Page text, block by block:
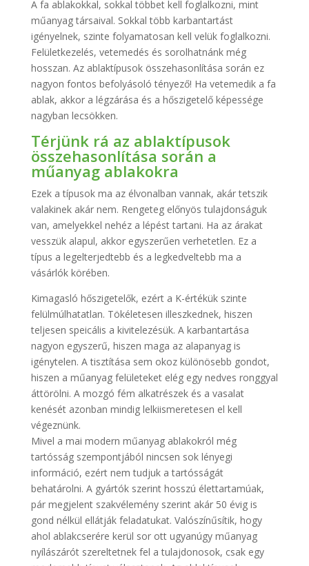
A fa ablakokkal, sokkal többet kell foglalkozni, mint
műanyag társaival. Sokkal több karbantartást
igényelnek, szinte folyamatosan kell velük foglalkozni.
Felületkezelés, vetemedés és sorolhatnánk még
hosszan. Az ablaktípusok összehasonlítása során ez
nagyon fontos befolyásoló tényező! Ha vetemedik a fa
ablak, akkor a légzárása és a hőszigetelő képessége
nagyban lecsökken.
Térjünk rá az ablaktípusok
összehasonlítása során a
műanyag ablakokra
Ezek a típusok ma az élvonalban vannak, akár tetszik
valakinek akár nem. Rengeteg előnyös tulajdonságuk
van, amelyekkel nehéz a lépést tartani. Ha az árakat
vesszük alapul, akkor egyszerűen verhetetlen. Ez a
típus a legelterjedtebb és a legkedveltebb ma a
vásárlók körében.
Kimagasló hőszigetelők, ezért a K-értékük szinte
felülmúlhatatlan. Tökéletesen illeszkednek, hiszen
teljesen speicális a kivitelezésük. A karbantartása
nagyon egyszerű, hiszen maga az alapanyag is
igénytelen. A tisztítása sem okoz különösebb gondot,
hiszen a műanyag felületeket elég egy nedves ronggyal
áttörölni. A mozgó fém alkatrészek és a vasalat
kenését azonban mindig lelkiismeretesen el kell
végeznünk.
Mivel a mai modern műanyag ablakokról még
tartósság szempontjából nincsen sok lényegi
információ, ezért nem tudjuk a tartósságát
behatárolni. A gyártók szerint hosszú élettartamúak,
pár megjelent szakvélemény szerint akár 50 évig is
gond nélkül ellátják feladatukat. Valószínűsítik, hogy
ahol ablakcserére kerül sor ott ugyanúgy műanyag
nyílászárót szereltetnek fel a tulajdonosok, csak egy